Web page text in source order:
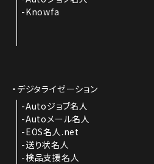
Knowfa
デジタライゼーション
Autoジョブ名人
Autoメール名人
EOS名人.net
送り状名人
検品支援名人